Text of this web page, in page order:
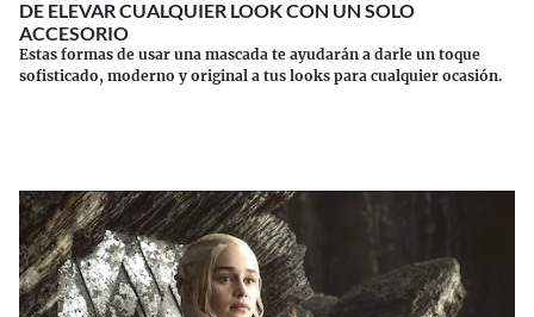
DE ELEVAR CUALQUIER LOOK CON UN SOLO
ACCESORIO
Estas formas de usar una mascada te ayudarán a darle un toque
sofisticado, moderno y original a tus looks para cualquier ocasión.